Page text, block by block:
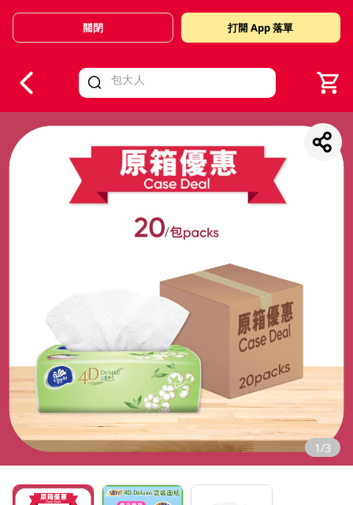
Valid Until 30 June 2026
關閉 打開 App 落單
1/3